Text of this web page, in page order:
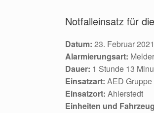
Notfalleinsatz für
Datum: 23. Februar
Alarmierungsart: Melder
Dauer: 1 Stunde 13
Einsatzart: AED Gruppe
Einsatzort: Ahlerstedt
Einheiten und